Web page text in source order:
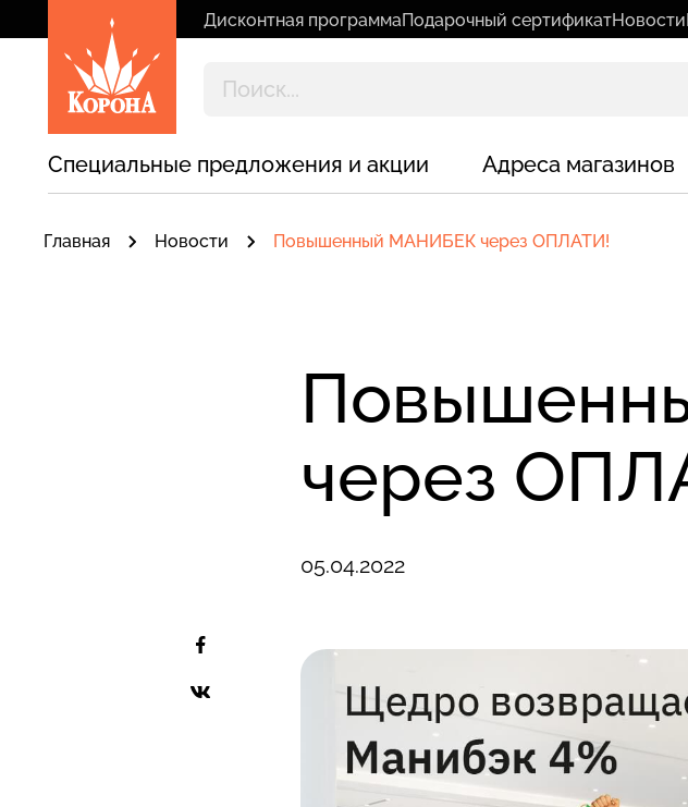
Дисконтная программаПодарочный сертификатНовости
Специальные предложения и акции Адреса магазинов
Главная Новости Повышенный МАНИБЕК через ОПЛАТИ!
через
05.04.2022